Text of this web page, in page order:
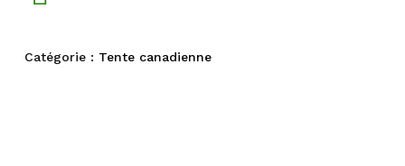
Catégorie : Tente canadienne